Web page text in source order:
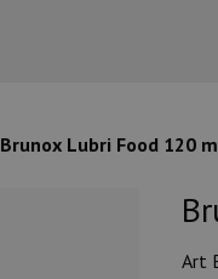
Brunox Lubri Food 120
Art